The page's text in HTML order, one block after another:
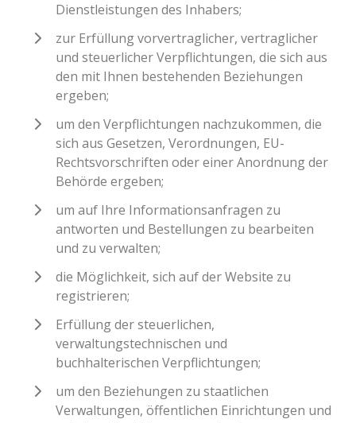
Dienstleistungen des Inhabers;
zur Erfüllung vorvertraglicher, vertraglicher
und steuerlicher Verpflichtungen, die sich aus
den mit Ihnen bestehenden Beziehungen
ergeben;
um den Verpflichtungen nachzukommen, die
sich aus Gesetzen, Verordnungen, EU-
Rechtsvorschriften oder einer Anordnung der
Behörde ergeben;
um auf Ihre Informationsanfragen zu
antworten und Bestellungen zu bearbeiten
und zu verwalten;
die Möglichkeit, sich auf der Website zu
registrieren;
Erfüllung der steuerlichen,
verwaltungstechnischen und
buchhalterischen Verpflichtungen;
um den Beziehungen zu staatlichen
Verwaltungen, öffentlichen Einrichtungen und